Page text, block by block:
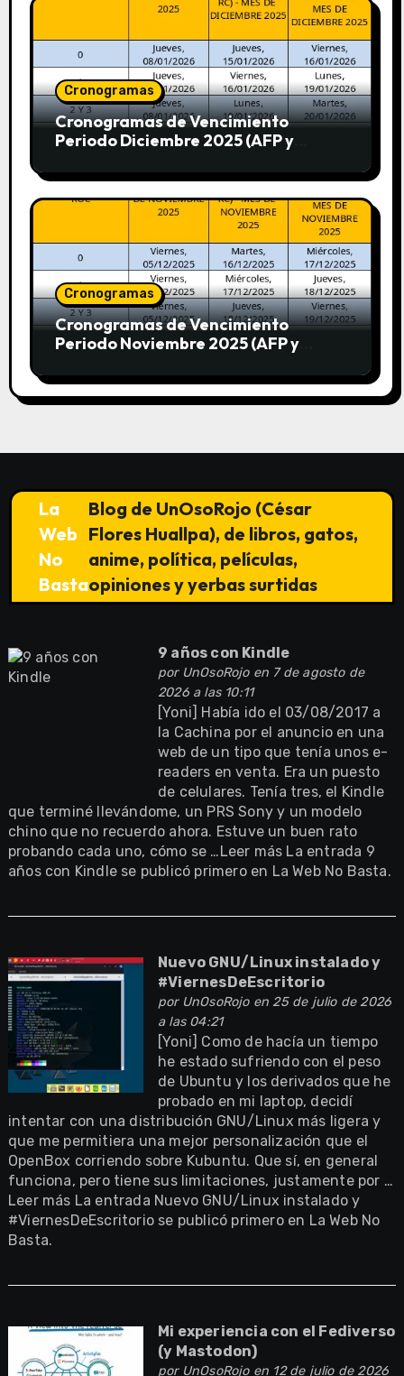
Cronogramas
Cronogramas de Vencimiento
Periodo Diciembre 2025 (AFP y
Cronogramas
Cronogramas de Vencimiento
Periodo Noviembre 2025 (AFP y
La
Web
No
Basta
Blog de UnOsoRojo (César
Flores Huallpa), de libros, gatos,
anime, política, películas,
opiniones y yerbas surtidas
9 años con Kindle
por UnOsoRojoen 7 de agosto de
2026 a las 10:11
[Yoni] Había ido el 03/08/2017 a
la Cachina por el anuncio en una
web de un tipo que tenía unos e-
readers en venta. Era un puesto
de celulares. Tenía tres, el Kindle
que terminé llevándome, un PRS Sony y un modelo
chino que no recuerdo ahora. Estuve un buen rato
probando cada uno, cómo se …Leer más La entrada 9
años con Kindle se publicó primero en La Web No Basta.
Nuevo GNU/Linux instalado y
#ViernesDeEscritorio
por UnOsoRojoen 25 de julio de 2026
a las 04:21
[Yoni] Como de hacía un tiempo
he estado sufriendo con el peso
de Ubuntu y los derivados que he
probado en mi laptop, decidí
intentar con una distribución GNU/Linux más ligera y
que me permitiera una mejor personalización que el
OpenBox corriendo sobre Kubuntu. Que sí, en general
funciona, pero tiene sus limitaciones, justamente por …
Leer más La entrada Nuevo GNU/Linux instalado y
#ViernesDeEscritorio se publicó primero en La Web No
Basta.
Mi experiencia con el Fediverso
(y Mastodon)
por UnOsoRojoen 12 de julio de 2026